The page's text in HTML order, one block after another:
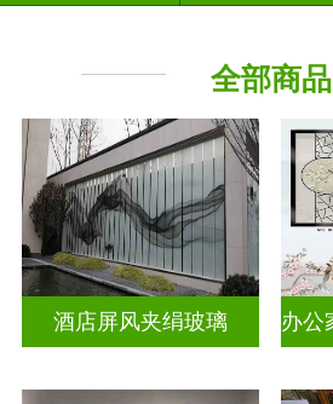
其它玻璃
全部商品
酒店屏风夹绢玻璃